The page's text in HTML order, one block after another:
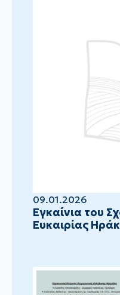
09.01.2026
Eγκαίνια του
Ευκαιρίας